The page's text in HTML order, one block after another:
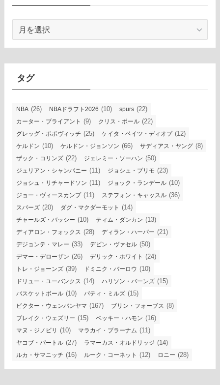
カ
イ
タグ
NBA (26) NBAドラフト2026 (10) spurs (22)
カーター・ブライアント (9) クリス・ポール (22)
グレッグ・ポポヴィッチ (25) ケイタ・ベイツ・ディオプ(12)
ケルドン (10) ケルドン・ジョンソン (66) サディアス・ヤング (8)
ザック・コリンズ (22) ジェレミー・ソーハン (50)
ジュリアン・シャンパニー (11) ジョシュ・プリモ (23)
ジョシュ・リチャードソン (11) ジョック・ランデール (10)
ジョー・ヴィースカンプ(11) ステフォン・キャッスル (36)
スパーズ (20) ダグ・マクダーモット (14)
チャールズ・バッシー (10) ティム・ダンカン (13)
ディアロン・フォックス (28) ディラン・ハーパー (21)
デジョンテ・マレー (33) デビン・ヴァセル (50)
デマー・デローザン (26) デリック・ホワイト (24)
トレ・ジョーンズ (39) ドミニク・バーロウ (10)
ドリュー・ユーバンクス (14) ハリソン・バーンズ (15)
バスケットボール (10) パティ・ミルズ (15)
ビクター・ウェンバンヤマ (167) ブリン・フォーブス (8)
ブレイク・ウェズリー (15) ベッキー・ハモン (16)
マヌ・ジノビリ (10) マラカイ・ブラーナム (11)
ヤコブ・パートル (27) ラマーカス・オルドリッジ (14)
ルカ・サマニッチ (16) ルーク・コーネット (12) ロニー (28)